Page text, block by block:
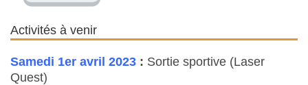
Activités à venir
Samedi 1er avril 2023 : Sortie sportive (Laser
Quest)